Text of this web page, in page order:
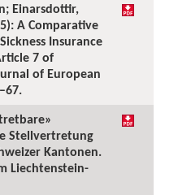
Einarsdottir,
A Comparative
Insurance
7 of
of European
Stellvertretung
Kantonen.
Liechtenstein-